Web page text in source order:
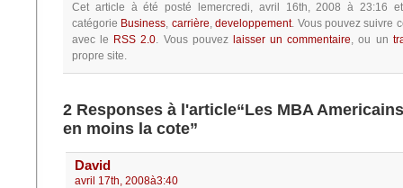
Cet article à été posté lemercredi, avril 16th, 2008 à 23:16
catégorie Business, carrière,developpement. Vous pouvez suivre
avec le RSS 2.0. Vous pouvez laisser un commentaire, ou un
propre site.
2 Responses à l'article“Les MBA
en moins la cote”
David
avril 17th, 2008à3:40